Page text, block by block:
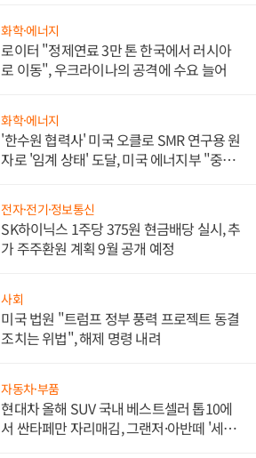
화학·에너지
로이터 "정제연료 3만 톤 한국에서 러시아
로 이동", 우크라이나의 공격에 수요 늘어
화학·에너지
'한수원 협력사' 미국 오클로 SMR 연구용 원
자로 '임계 상태' 도달, 미국 에너지부 "중요
전자·전기·정보통신
SK하이닉스 1주당 375원 현금배당 실시, 추
가 주주환원 계획 9월 공개 예정
사회
미국 법원 "트럼프 정부 풍력 프로젝트 동결
조치는 위법", 해제 명령 내려
자동차·부품
현대차 올해 SUV 국내 베스트셀러 톱10에
서 싼타페만 자리매김, 그랜저·아반떼 '세단